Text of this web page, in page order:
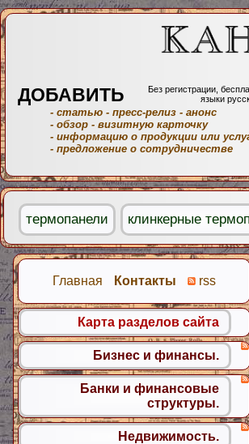
Главная Контакты rss
Карта разделов сайта
Бизнес и финансы.
Банки и финансовые
структуры.
Недвижимость.
ДОБАВИТЬ
Без регистрации,
языки
- статью - пресс-релиз - анонс
- обзор - визитную карточку
- информацию о продукции или
- предложение о сотрудничестве
термопанели клинкерные